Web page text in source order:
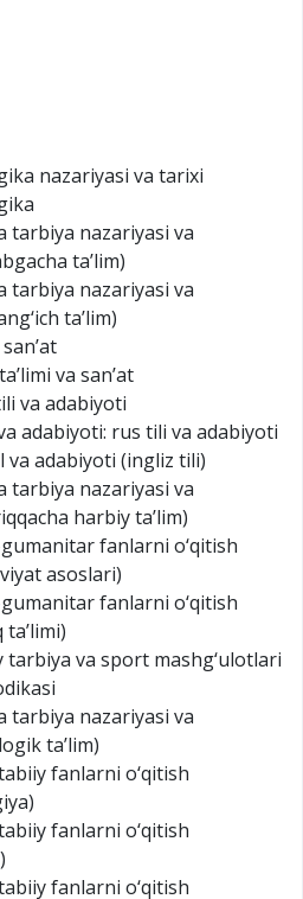
nazariyasi va tarixi
tarbiya nazariyasi va
ta’lim)
tarbiya nazariyasi va
ta’lim)
va san’at
va adabiyoti
adabiyoti: rus tili va adabiyoti
va adabiyoti (ingliz tili)
tarbiya nazariyasi va
harbiy ta’lim)
fanlarni o‘qitish
asoslari)
fanlarni o‘qitish
tarbiya va sport mashg‘ulotlari
tarbiya nazariyasi va
ta’lim)
fanlarni o‘qitish
fanlarni o‘qitish
fanlarni o‘qitish